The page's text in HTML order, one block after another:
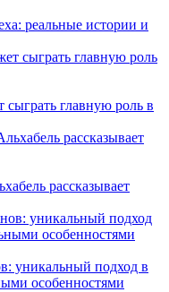
реальные истории и
главную роль в
рассказывает
уникальный подход в
особенностями